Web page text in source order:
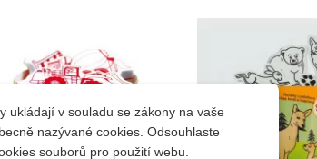
ukládají v souladu se zákony na vaše
nazývané cookies. Odsouhlaste
souborů pro použití webu.